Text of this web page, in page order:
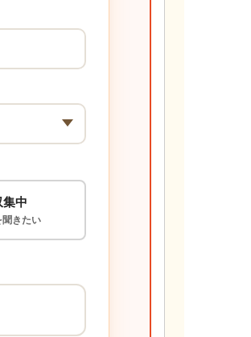
中
きたい